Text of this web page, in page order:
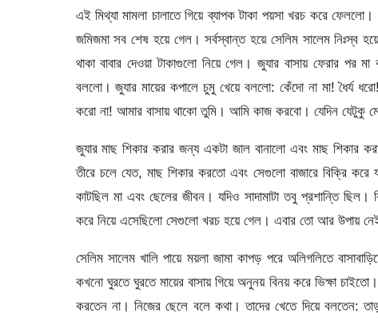
এই মিথ্যা মামলা চালাতে গিয়ে ব্যাপক টাকা পয়সা খরচ করে
জমিজমা সব শেষ হয়ে গেল। সর্বস্বান্ত হয়ে সেলিম সালেম নিঃস্ব
থাকা বাবার দেওয়া টাকাগুলো নিয়ে গেল। জুযার বাসায় ফেরার পর
বললো। জুযার মায়ের কপালে চুমু খেয়ে বললো: কেঁদো না মা! ধৈর্য
করো না! আমার বাসায় থাকো তুমি। আমি কাজ করবো। যেদিন যেটুকু
জুযার মাছ শিকার করার জন্য একটা জাল বানালো এবং মাছ শিকার
তীরে চলে যেত, মাছ শিকার করতো এবং সেগুলো বাজারে বিক্রি করে
কাটছিল মা এবং ছেলের জীবন। যদিও সাদামাটা তবু প্রশান্তি
করে নিয়ে এসেছিলো সেগুলো খরচ হয়ে গেল। এবার তো আর উপায়
সেলিম সালেম খালি পায়ে ময়লা জামা কাপড় পরে অলিগলিতে
কখনো ঘুরতে ঘুরতে মায়ের বাসায় গিয়ে অনুনয় বিনয় করে ভিক্ষা
করতেন না। নিজের ছেলে বলে কথা। তাদের খেতে দিয়ে বলতেন: